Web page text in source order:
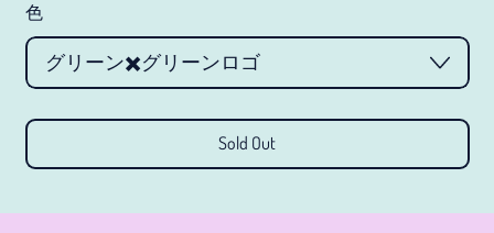
色
Sold Out
イスラエル (JPY ¥)
イラク (JPY ¥)
インド (JPY ¥)